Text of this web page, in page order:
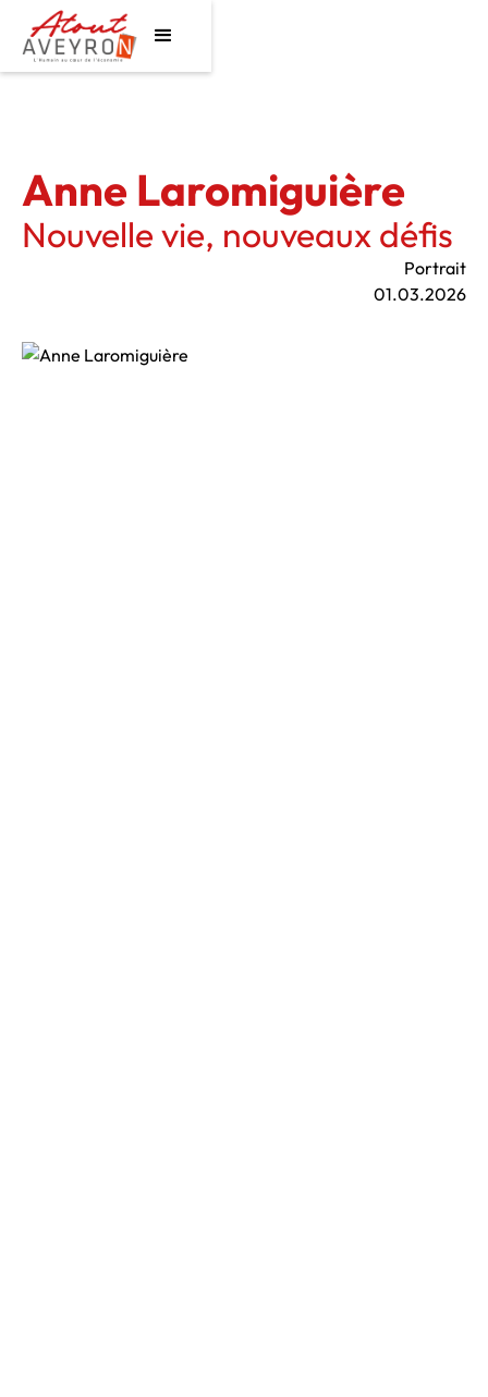
Anne Laromiguière
Nouvelle vie, nouveaux défis
Portrait
01.03.2026